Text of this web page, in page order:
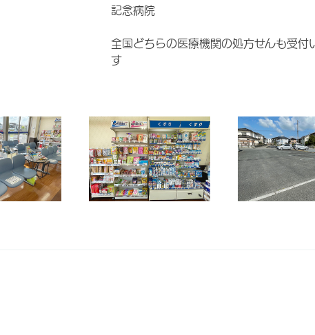
記念病院
全国どちらの医療機関の処方せんも受付
す